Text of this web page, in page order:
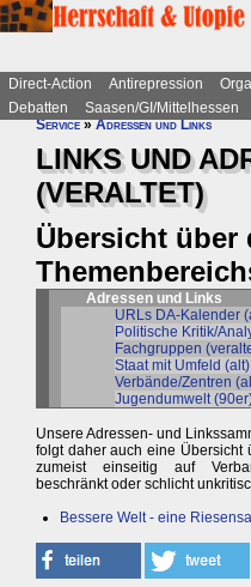
Direct-Action Antirepression
Debatten
Saasen/GI/Mittelhessen
Service»Adressen und Links
LINKS UND
(VERALTET)
Übersicht über
Adressen und Links
URLs DA-Kalender
Politische Kritik/
Fachgruppen
Staat mit Umfeld (alt)
Verbände/Zentren
Jugendumwelt
Unsere Adressen- und
folgt daher auch eine Übersicht
zumeist einseitig auf
beschränkt oder schlicht
Bessere Welt - eine